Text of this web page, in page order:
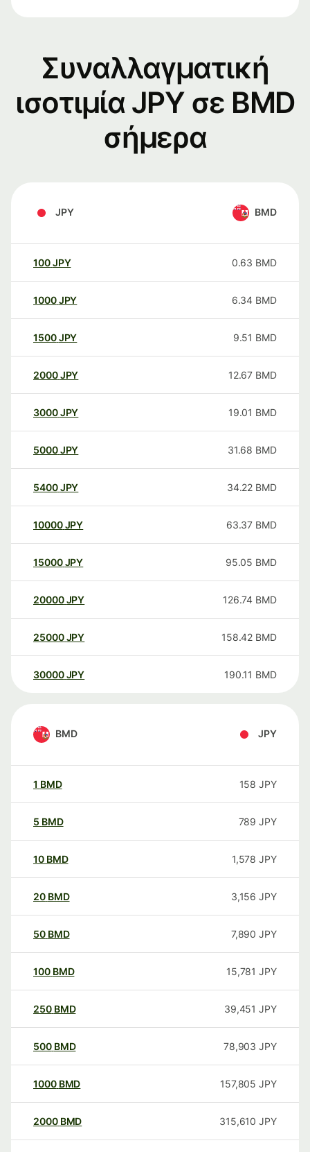
Συναλλαγματική
ισοτιμία JPY σε BMD
σήμερα
JPY BMD
100JPY 0.63 BMD
1000JPY 6.34 BMD
1500JPY 9.51 BMD
2000JPY 12.67 BMD
3000JPY 19.01 BMD
5000JPY 31.68 BMD
5400JPY 34.22 BMD
10000 JPY 63.37 BMD
15000 JPY 95.05 BMD
20000 JPY 126.74 BMD
25000 JPY 158.42 BMD
30000 JPY 190.11 BMD
BMD JPY
1 BMD 158 JPY
5 BMD 789 JPY
10 BMD 1,578 JPY
20 BMD 3,156 JPY
50 BMD 7,890 JPY
100 BMD 15,781 JPY
250 BMD 39,451 JPY
500 BMD 78,903 JPY
1000 BMD 157,805 JPY
2000 BMD 315,610 JPY